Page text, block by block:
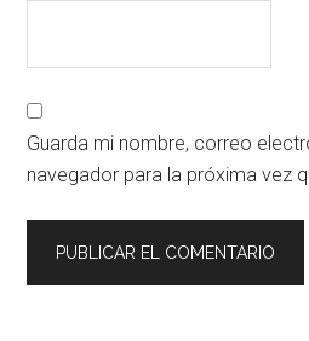
Guarda mi nombre, correo
navegador para la próxima vez